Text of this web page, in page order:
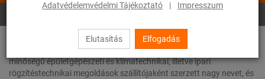
Adatvédelemvédelmi Tájékoztató | Impresszum
Elutasítás Elfogadás
A MÜPRO fennállásának több mint hat évtizede alatt kiváló
minőségű épületgépészeti és klímatechnikai, illetve ipari
rögzítéstechnikai megoldások szállítójaként szerzett nagy nevet, és